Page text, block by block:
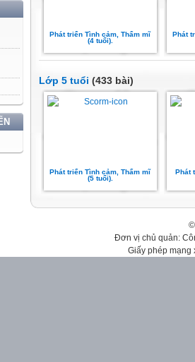
Phát triển Tình cảm, Thẩm mĩ
(4 tuổi).
Phát
Lớp 5 tuổi (433 bài)
Phát triển Tình cảm, Thẩm mĩ
(5 tuổi).
Phát
Đơn vị chủ quản:
Giấy phép mạng